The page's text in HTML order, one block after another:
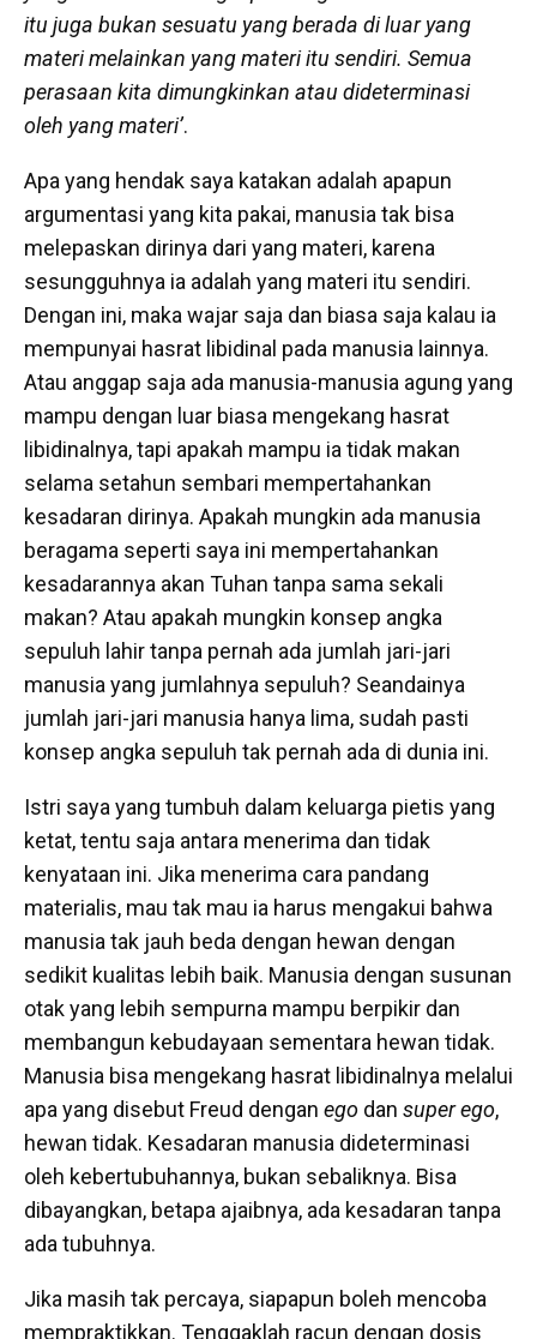
itu juga bukan sesuatu yang berada di luar yang
materi melainkan yang materi itu sendiri. Semua
perasaan kita dimungkinkan atau dideterminasi
oleh yang materi’.
Apa yang hendak saya katakan adalah apapun
argumentasi yang kita pakai, manusia tak bisa
melepaskan dirinya dari yang materi, karena
sesungguhnya ia adalah yang materi itu sendiri.
Dengan ini, maka wajar saja dan biasa saja kalau ia
mempunyai hasrat libidinal pada manusia lainnya.
Atau anggap saja ada manusia-manusia agung yang
mampu dengan luar biasa mengekang hasrat
libidinalnya, tapi apakah mampu ia tidak makan
selama setahun sembari mempertahankan
kesadaran dirinya. Apakah mungkin ada manusia
beragama seperti saya ini mempertahankan
kesadarannya akan Tuhan tanpa sama sekali
makan? Atau apakah mungkin konsep angka
sepuluh lahir tanpa pernah ada jumlah jari-jari
manusia yang jumlahnya sepuluh? Seandainya
jumlah jari-jari manusia hanya lima, sudah pasti
konsep angka sepuluh tak pernah ada di dunia ini.
Istri saya yang tumbuh dalam keluarga pietis yang
ketat, tentu saja antara menerima dan tidak
kenyataan ini. Jika menerima cara pandang
materialis, mau tak mau ia harus mengakui bahwa
manusia tak jauh beda dengan hewan dengan
sedikit kualitas lebih baik. Manusia dengan susunan
otak yang lebih sempurna mampu berpikir dan
membangun kebudayaan sementara hewan tidak.
Manusia bisa mengekang hasrat libidinalnya melalui
apa yang disebut Freud dengan ego dan super ego,
hewan tidak. Kesadaran manusia dideterminasi
oleh kebertubuhannya, bukan sebaliknya. Bisa
dibayangkan, betapa ajaibnya, ada kesadaran tanpa
ada tubuhnya.
Jika masih tak percaya, siapapun boleh mencoba
mempraktikkan. Tenggaklah racun dengan dosis